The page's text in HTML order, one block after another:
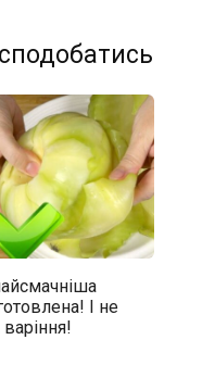
І не